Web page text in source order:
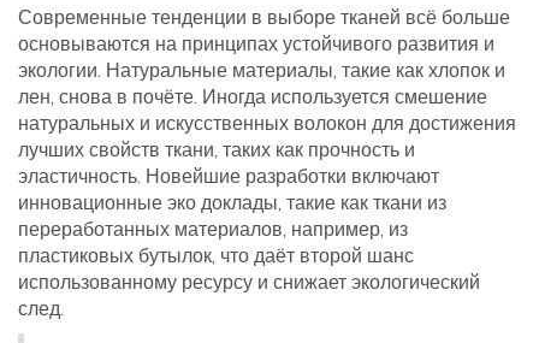
Современные тенденции в выборе тканей всё больше
основываются на принципах устойчивого развития и
экологии. Натуральные материалы, такие как хлопок и
лен, снова в почёте. Иногда используется смешение
натуральных и искусственных волокон для достижения
лучших свойств ткани, таких как прочность и
эластичность. Новейшие разработки включают
инновационные эко доклады, такие как ткани из
переработанных материалов, например, из
пластиковых бутылок, что даёт второй шанс
использованному ресурсу и снижает экологический
след.